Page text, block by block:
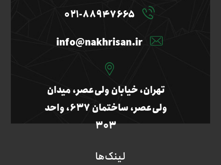
۰۲۱-۸۸۹۴۷۶۶۵
info@nakhrisan.ir
تهران، خیابان ولی‌عصر، میدان
ولی‌عصر، ساختمان ۶۳۷، واحد
۳۰۳
لینک‌ها